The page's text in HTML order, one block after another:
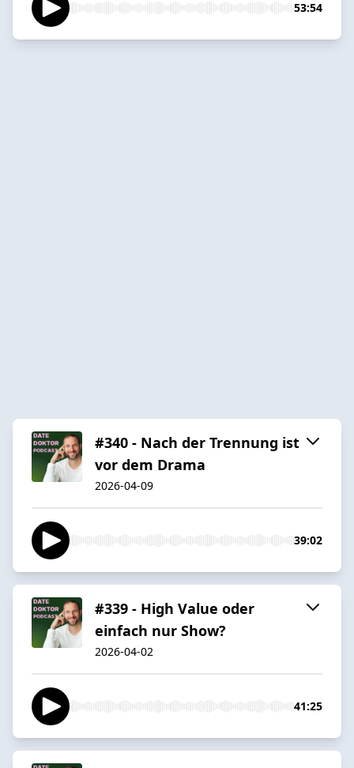
53:54
#340 - Nach der Trennung ist
vor dem Drama
2026-04-09
39:02
#339 - High Value oder
einfach nur Show?
2026-04-02
41:25